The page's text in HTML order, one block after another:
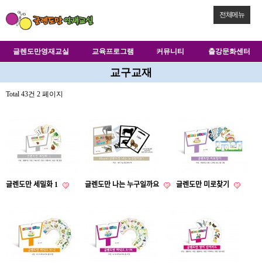
전체메뉴
글렌도만영재교실 교육프로그램 커뮤니티 출강문화센터
교구교재
Total 43건 2 페이지
글렌도만 세밀화 1 글렌도만 나는 누구일까요 글렌도만 미로찾기